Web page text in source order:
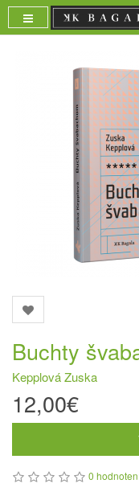
Buchty
Kepplová Zuska
12,00€
0